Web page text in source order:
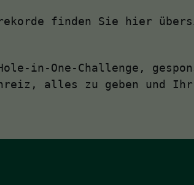
finden Sie hier
in-One-Challenge,
alles zu geben und Ihr